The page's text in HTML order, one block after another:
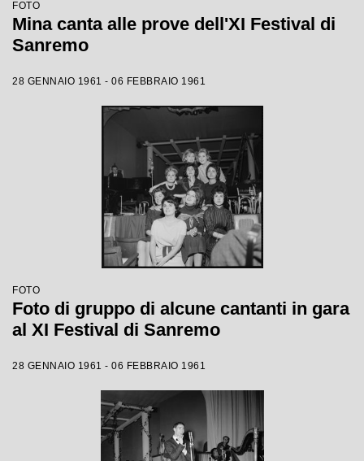
FOTO
Mina canta alle prove dell'XI Festival di
Sanremo
28 GENNAIO 1961 - 06 FEBBRAIO 1961
FOTO
Foto di gruppo di alcune cantanti in gara
al XI Festival di Sanremo
28 GENNAIO 1961 - 06 FEBBRAIO 1961